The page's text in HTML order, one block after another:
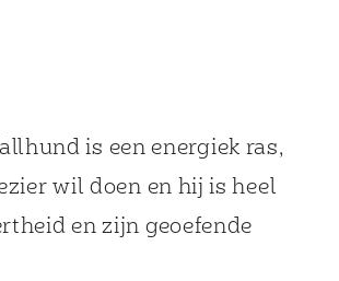
is een energiek ras,
wil doen en hij is heel
en zijn geoefende